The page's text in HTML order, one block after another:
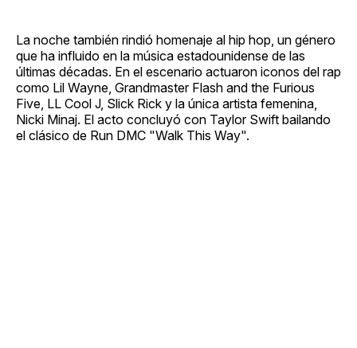
La noche también rindió homenaje al hip hop, un género
que ha influido en la música estadounidense de las
últimas décadas. En el escenario actuaron iconos del rap
como Lil Wayne, Grandmaster Flash and the Furious
Five, LL Cool J, Slick Rick y la única artista femenina,
Nicki Minaj. El acto concluyó con Taylor Swift bailando
el clásico de Run DMC "Walk This Way".